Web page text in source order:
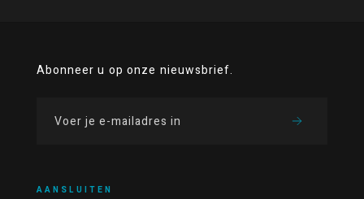
Abonneer u op onze nieuwsbrief.
AANSLUITEN